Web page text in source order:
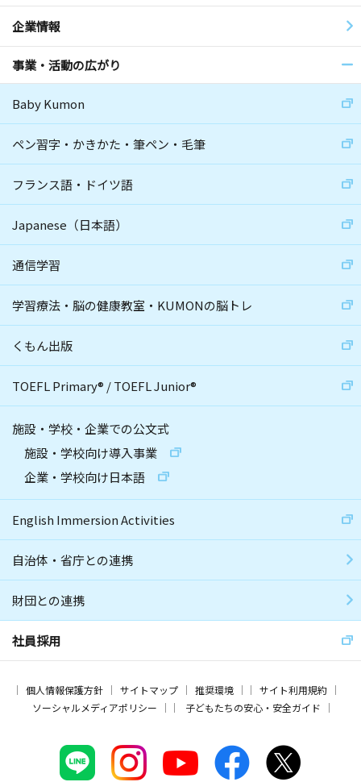
企業情報
事業・活動の広がり
Baby Kumon
ペン習字・かきかた・筆ペン・毛筆
フランス語・ドイツ語
Japanese（日本語）
通信学習
学習療法・脳の健康教室・KUMONの脳トレ
くもん出版
TOEFL Primary® /TOEFL Junior®
施設・学校・企業での公文式
施設・学校向け導入事業
企業・学校向け日本語
English Immersion Activities
自治体・省庁との連携
財団との連携
社員採用
個人情報保護方針 サイトマップ 推奨環境
サイト利用規約
ソーシャルメディアポリシー
子どもたちの安心・安全ガイド